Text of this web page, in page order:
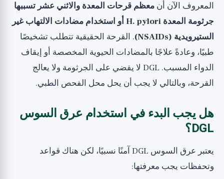
المعروف الآن أن معظم قرحات المعدة والاثني عشر تسببها
جرثومة المعدة H. pylori أو استخدام مضادات الالتهاب غير
الستيرويدية (NSAIDs)
. القرحة الحقيقية تتطلب تشخيصًا
طبيًا، وعادةً علاجًا بالمضادات الحيوية المخصصة أو إيقاف
الدواء المسبب. DGL لا يقضي على الجرثومة ولا يعالج
القرحة، وبالتالي لا يجب أن يحل محل الفحص الطبي.
هل يجب البدء في استخدام عرق السوس
DGL؟
يعتبر عرق السوس DGL آمنًا نسبيًا، لكن هناك قواعد
وتحفظات يجب معرفتها: